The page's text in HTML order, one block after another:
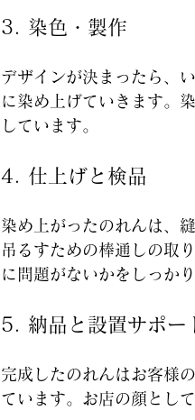
3. 染色・製作
デザインが決まったら、
に染め上げていきます。
しています。
4. 仕上げと検品
染め上がったのれんは、
吊るすための棒通しの取
に問題がないかをしっか
5. 納品と設置サポー
完成したのれんはお客様
ています。お店の顔とし